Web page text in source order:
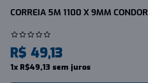
CORREIA 5M 1100 X 9MM CONDOR
R$ 49,13
1x R$49,13 sem juros